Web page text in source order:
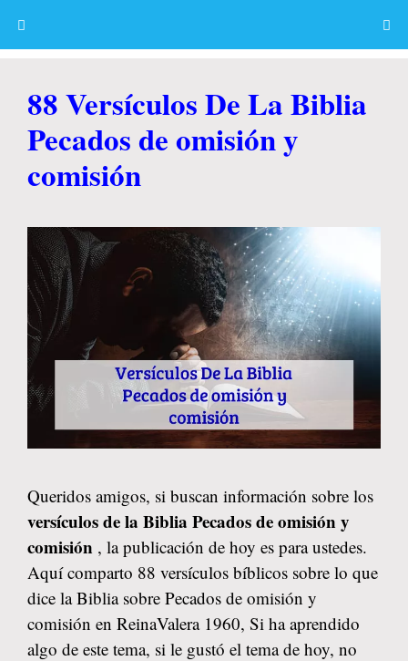
88 Versículos De La Biblia
Pecados de omisión y
comisión
Queridos amigos, si buscan información sobre los
versículos de la Biblia Pecados de omisión y
comisión , la publicación de hoy es para ustedes.
Aquí comparto 88 versículos bíblicos sobre lo que
dice la Biblia sobre Pecados de omisión y
comisión en ReinaValera 1960, Si ha aprendido
algo de este tema, si le gustó el tema de hoy, no